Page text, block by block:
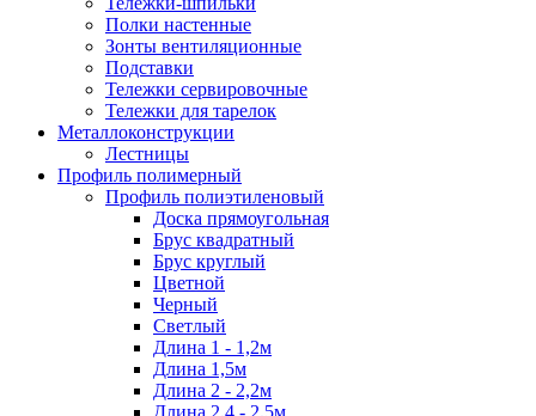
Полки настенные
Зонты вентиляционные
Подставки
Тележки сервировочные
Тележки для тарелок
Металлоконструкции
Лестницы
Профиль полимерный
Профиль полиэтиленовый
Доска прямоугольная
Брус квадратный
Брус круглый
Цветной
Черный
Светлый
Длина 1 - 1,2м
Длина 1,5м
Длина 2 - 2,2м
Длина 2,4 - 2,5м